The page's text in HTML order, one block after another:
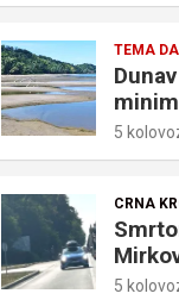
TEMA
5
CRNA
5